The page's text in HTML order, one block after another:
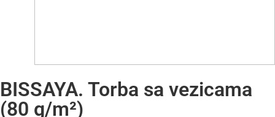
BISSAYA. Torba sa vezicama
(80 g/m²)